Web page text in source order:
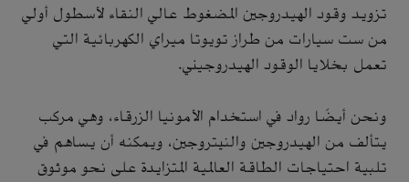
تزويد وقود الهيدروجين المضغوط عالي النقاء لأسطول أولي
من ست سيارات من طراز تويوتا ميراي الكهربائية التي
تعمل بخلايا الوقود الهيدروجيني.
ونحن أيضًا رواد في استخدام الأمونيا الزرقاء، وهي مركب
يتألف من الهيدروجين والنيتروجين، ويمكنه أن يساهم في
تلبية احتياجات الطاقة العالمية المتزايدة على نحو موثوق